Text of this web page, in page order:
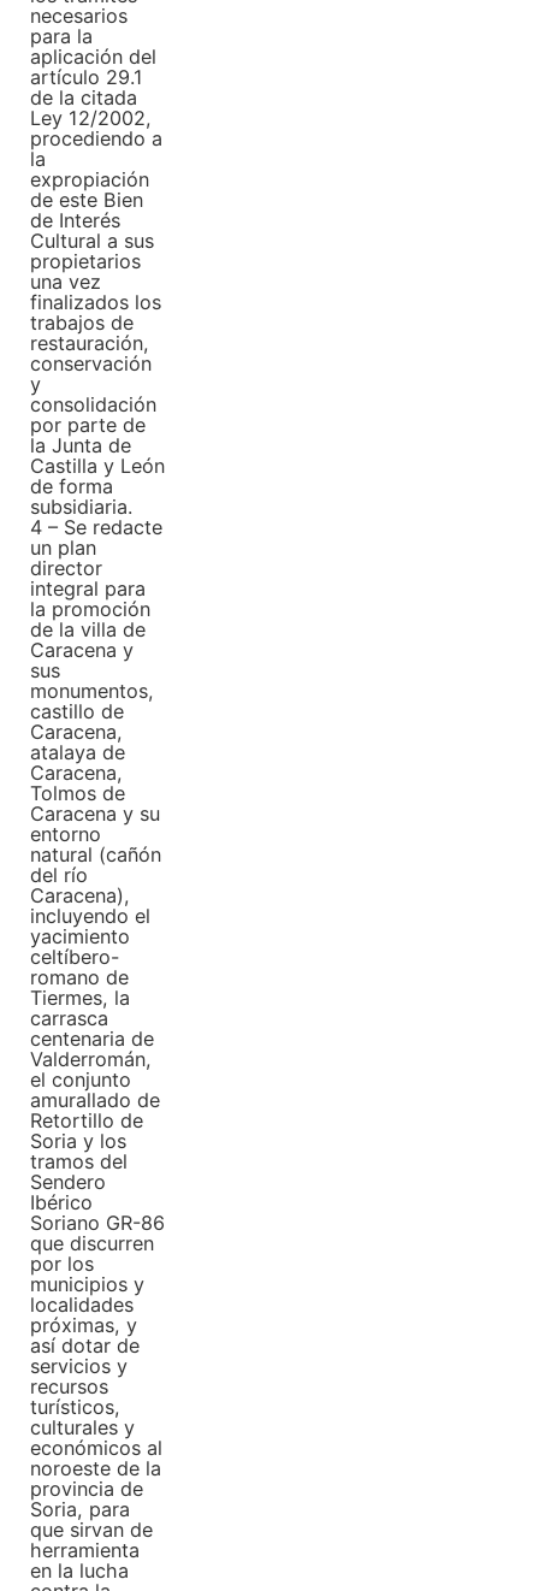
necesarios
para la
aplicación del
artículo 29.1
de la citada
Ley 12/2002,
procediendo a
la
expropiación
de este Bien
de Interés
Cultural a sus
propietarios
una vez
finalizados los
trabajos de
restauración,
conservación
y
consolidación
por parte de
la Junta de
Castilla y León
de forma
subsidiaria.
4 – Se redacte
un plan
director
integral para
la promoción
de la villa de
Caracena y
sus
monumentos,
castillo de
Caracena,
atalaya de
Caracena,
Tolmos de
Caracena y su
entorno
natural (cañón
del río
Caracena),
incluyendo el
yacimiento
celtíbero-
romano de
Tiermes, la
carrasca
centenaria de
Valderromán,
el conjunto
amurallado de
Retortillo de
Soria y los
tramos del
Sendero
Ibérico
Soriano GR-86
que discurren
por los
municipios y
localidades
próximas, y
así dotar de
servicios y
recursos
turísticos,
culturales y
económicos al
noroeste de la
provincia de
Soria, para
que sirvan de
herramienta
en la lucha